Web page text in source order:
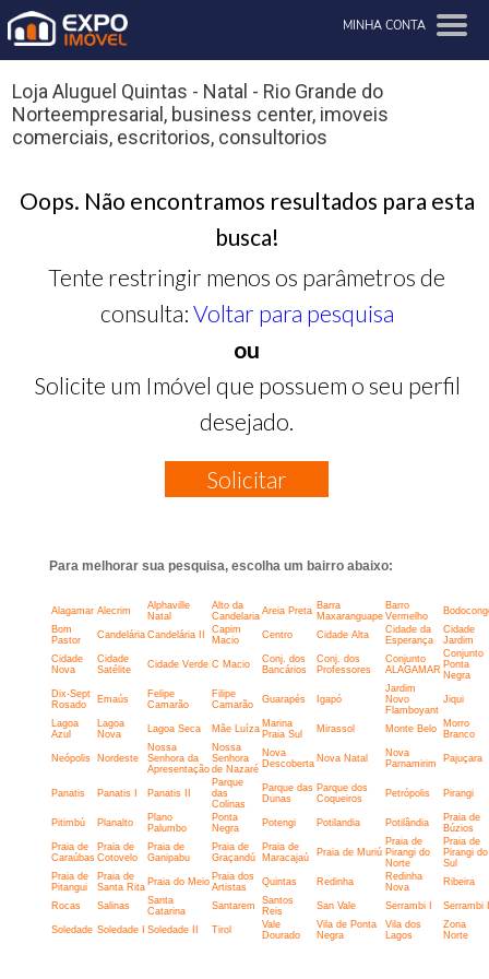
MINHA CONTA
Loja Aluguel Quintas - Natal - Rio Grande do
Norteempresarial, business center, imoveis
comerciais, escritorios, consultorios
Oops. Não encontramos resultados para esta
busca!
Tente restringir menos os parâmetros de
consulta: Voltar para pesquisa
ou
Solicite um Imóvel que possuem o seu perfil
desejado.
Solicitar
Para melhorar sua pesquisa, escolha um bairro abaixo:
Alagamar Alecrim
Alphaville
Natal
Alto da
Candelaria Areia Preta Barra
Maxaranguape
Barro
Vermelho
Bom
Pastor
Candelária Candelária II
Capim
Macio
Centro Cidade Alta
Cidade da
Esperança
Cidade
Jardim
Cidade
Nova
Cidade
Satélite
Cidade Verde C Macio
Conj. dos
Bancários
Conj. dos
Professores
Conjunto
ALAGAMAR
Conjunto
Ponta
Negra
Dix-Sept
Rosado
Emaús
Felipe
Camarão
Filipe
Camarão
Guarapés Igapó
Jardim
Novo
Flamboyant
Jiqui
Lagoa
Azul
Lagoa
Nova
Lagoa Seca Mãe Luíza Marina
Praia Sul
Mirassol Monte Belo
Morro
Branco
Neópolis Nordeste
Nossa
Senhora da
Apresentação
Nossa
Senhora
de Nazaré
Nova
Descoberta Nova Natal
Nova
Parnamirim
Pajuçara
Panatis Panatis I Panatis II
Parque
das
Colinas
Parque das
Dunas
Parque dos
Coqueiros
Petrópolis Pirangi
Pitimbú Planalto
Plano
Palumbo
Ponta
Negra
Potengi Potilandia Potilândia
Praia de
Búzios
Praia de
Caraúbas
Praia de
Cotovelo
Praia de
Ganipabu
Praia de
Graçandú
Praia de
Maracajaú
Praia de Muriú
Praia de
Pirangi do
Norte
Praia de
Pirangi do
Sul
Praia de
Pitangui
Praia de
Santa Rita Praia do Meio Praia dos
Artistas
Quintas Redinha
Redinha
Nova
Ribeira
Rocas Salinas
Santa
Catarina
Santarem
Santos
Reis
San Vale Serrambi I Serrambi
Soledade Soledade I Soledade II Tirol
Vale
Dourado
Vila de Ponta
Negra
Vila dos
Lagos
Zona
Norte